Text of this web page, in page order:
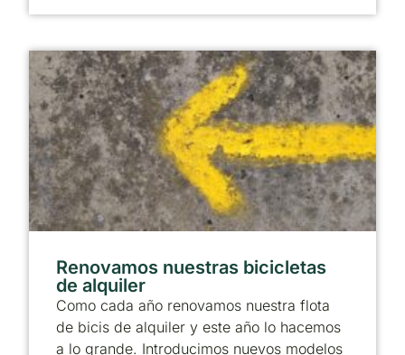
Renovamos nuestras bicicletas
de alquiler
Como cada año renovamos nuestra flota
de bicis de alquiler y este año lo hacemos
a lo grande. Introducimos nuevos modelos